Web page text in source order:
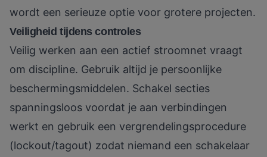
wordt een serieuze optie voor grotere projecten.
Veiligheid tijdens controles
Veilig werken aan een actief stroomnet vraagt
om discipline. Gebruik altijd je persoonlijke
beschermingsmiddelen. Schakel secties
spanningsloos voordat je aan verbindingen
werkt en gebruik een vergrendelingsprocedure
(lockout/tagout) zodat niemand een schakelaar